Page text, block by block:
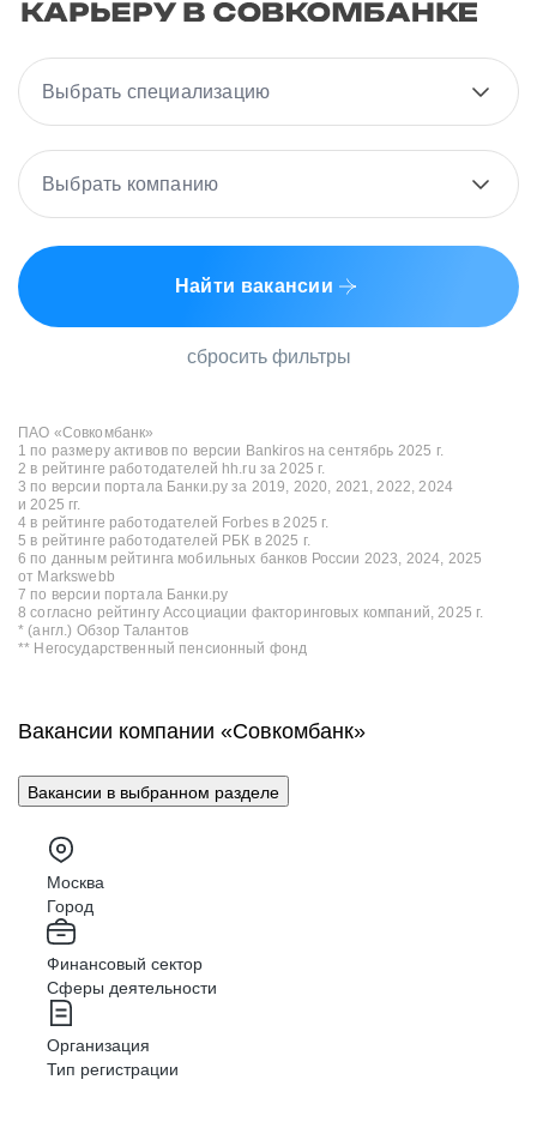
Выбрать специализацию
Выбрать компанию
Найти вакансии
сбросить фильтры
ПАО «Совкомбанк»
1 по размеру активов по версии Bankiros на сентябрь 2025 г.
2 в рейтинге работодателей hh.ru за 2025 г.
3 по версии портала Банки.ру за 2019, 2020, 2021, 2022, 2024
и 2025 гг.
4 в рейтинге работодателей Forbes в 2025 г.
5 в рейтинге работодателей РБК в 2025 г.
6 по данным рейтинга мобильных банков России 2023, 2024, 2025
от Markswebb
7 по версии портала Банки.ру
8 согласно рейтингу Ассоциации факторинговых компаний, 2025 г.
* (англ.) Обзор Талантов
** Негосударственный пенсионный фонд
Вакансии компании «Совкомбанк»
Вакансии в выбранном разделе
Москва
Город
Финансовый сектор
Сферы деятельности
Организация
Тип регистрации